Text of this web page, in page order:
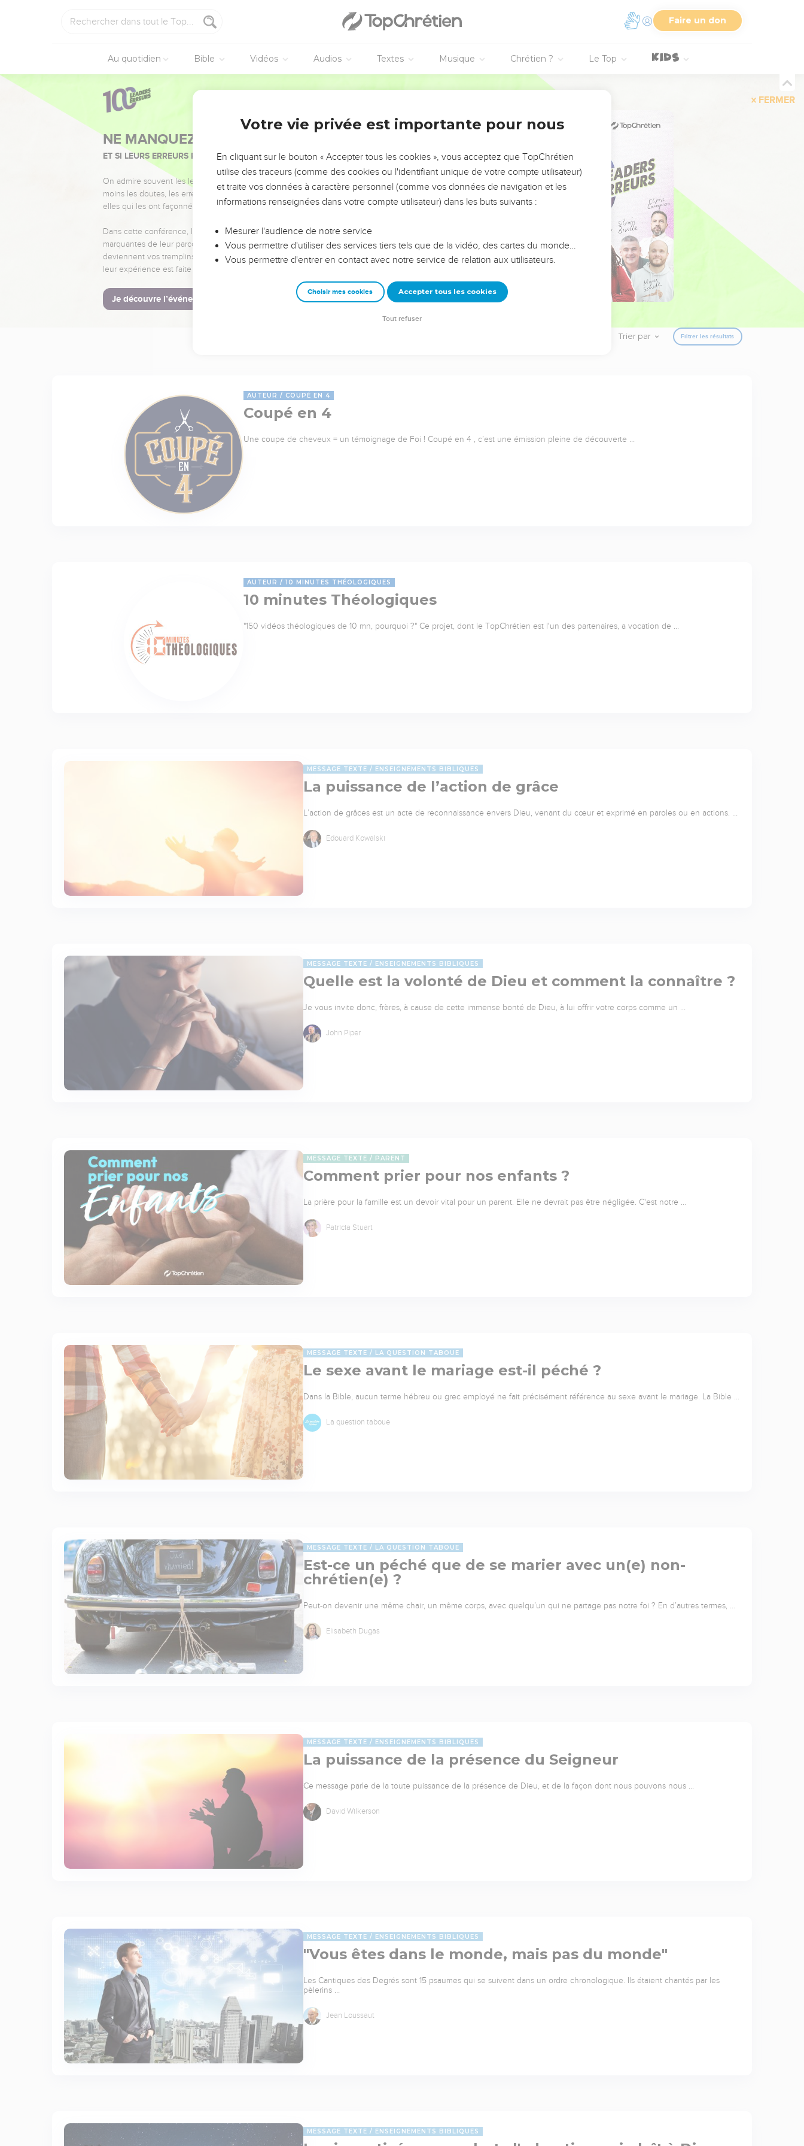
Faire un don
Au quotidien Bible Vidéos Audios Textes Musique Chrétien ? Le Top
FERMER
NE MANQUEZ PAS L’ÉVÉNEMENT DE L’ANNÉE !
ET SI LEURS ERREURS POUVAIENT VOUS ÉVITER LES VOTRES ?
On admire souvent les leaders pour leurs réussites, leur impact, leur foi ou leur vision. Mais on voit
moins les doutes, les erreurs et les saisons difficiles qu'ils ont traversés, alors même que ce sont
elles qui les ont façonnés.
Dans cette conférence, leaders, entrepreneurs, et responsables reviennent sur les erreurs
marquantes de leur parcours et les clés pour avancer avec plus de sagesse afin que leurs erreurs
deviennent vos tremplins. Que vous guidiez un ministère, une équipe, un groupe ou une famille,
leur expérience est faite pour vous.
Je découvre l’événement
Trier par Filtrer les résultats
AUTEUR COUPÉ EN 4
Coupé en 4
Une coupe de cheveux = un témoignage de Foi ! Coupé en 4 , c’est une émission pleine de découverte …
AUTEUR 10 MINUTES THÉOLOGIQUES
10 minutes Théologiques
"150 vidéos théologiques de 10 mn, pourquoi ?" Ce projet, dont le TopChrétien est l'un des partenaires, a vocation de …
MESSAGE TEXTE ENSEIGNEMENTS BIBLIQUES
La puissance de l’action de grâce
L’action de grâces est un acte de reconnaissance envers Dieu, venant du cœur et exprimé en paroles ou en actions. …
Edouard Kowalski
MESSAGE TEXTE ENSEIGNEMENTS BIBLIQUES
Quelle est la volonté de Dieu et comment la connaître ?
Je vous invite donc, frères, à cause de cette immense bonté de Dieu, à lui offrir votre corps comme un …
John Piper
MESSAGE TEXTE PARENT
Comment prier pour nos enfants ?
La prière pour la famille est un devoir vital pour un parent. Elle ne devrait pas être négligée. C'est notre …
Patricia Stuart
MESSAGE TEXTE LA QUESTION TABOUE
Le sexe avant le mariage est-il péché ?
Dans la Bible, aucun terme hébreu ou grec employé ne fait précisément référence au sexe avant le mariage. La Bible …
La question taboue
MESSAGE TEXTE LA QUESTION TABOUE
Est-ce un péché que de se marier avec un(e) non-
chrétien(e) ?
Peut-on devenir une même chair, un même corps, avec quelqu’un qui ne partage pas notre foi ? En d’autres termes, …
Elisabeth Dugas
MESSAGE TEXTE ENSEIGNEMENTS BIBLIQUES
La puissance de la présence du Seigneur
Ce message parle de la toute puissance de la présence de Dieu, et de la façon dont nous pouvons nous …
David Wilkerson
MESSAGE TEXTE ENSEIGNEMENTS BIBLIQUES
"Vous êtes dans le monde, mais pas du monde"
Les Cantiques des Degrés sont 15 psaumes qui se suivent dans un ordre chronologique. Ils étaient chantés par les
pèlerins …
Jean Loussaut
MESSAGE TEXTE ENSEIGNEMENTS BIBLIQUES
Votre vie privée est importante pour nous
En cliquant sur le bouton « Accepter tous les cookies », vous acceptez que TopChrétien
utilise des traceurs (comme des cookies ou l'identifiant unique de votre compte utilisateur)
et traite vos données à caractère personnel (comme vos données de navigation et les
informations renseignées dans votre compte utilisateur) dans les buts suivants :
Mesurer l'audience de notre service
Vous permettre d'utiliser des services tiers tels que de la vidéo, des cartes du monde…
Vous permettre d'entrer en contact avec notre service de relation aux utilisateurs.
Choisir mes cookies Accepter tous les cookies
Tout refuser